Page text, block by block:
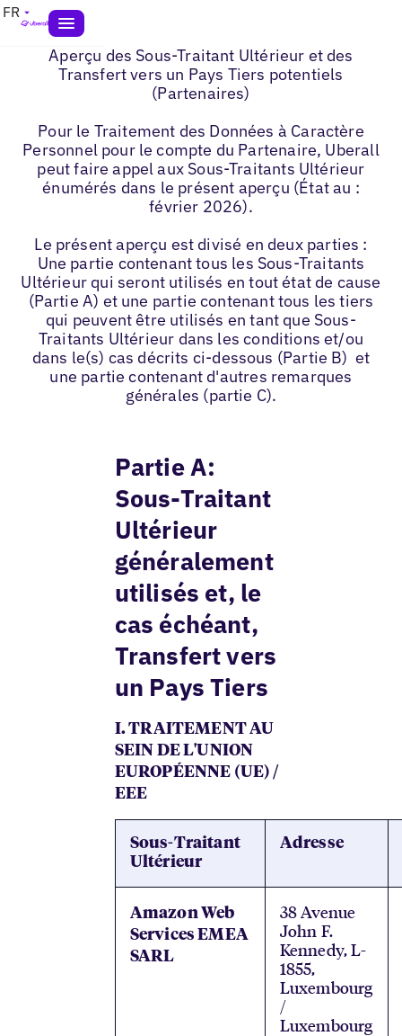
FR
Aperçu des Sous-Traitant Ultérieur et des
Transfert vers un Pays Tiers potentiels
(Partenaires)
Pour le Traitement des Données à Caractère
Personnel pour le compte du Partenaire, Uberall
peut faire appel aux Sous-Traitants Ultérieur
énumérés dans le présent aperçu (État au :
février 2026).
Le présent aperçu est divisé en deux parties :
Une partie contenant tous les Sous-Traitants
Ultérieur qui seront utilisés en tout état de cause
(Partie A) et une partie contenant tous les tiers
qui peuvent être utilisés en tant que Sous-
Traitants Ultérieur dans les conditions et/ou
dans le(s) cas décrits ci-dessous (Partie B) et
une partie contenant d'autres remarques
générales (partie C).
Partie A:
Sous-Traitant
Ultérieur
généralement
utilisés et, le
cas échéant,
Transfert vers
un Pays Tiers
I. TRAITEMENT AU
SEIN DE L'UNION
EUROPÉENNE (UE) /
EEE
Sous-Traitant
Ultérieur
Adresse
Amazon Web
Services EMEA
SARL
38 Avenue
John F.
Kennedy, L-
1855,
Luxembourg
/
Luxembourg